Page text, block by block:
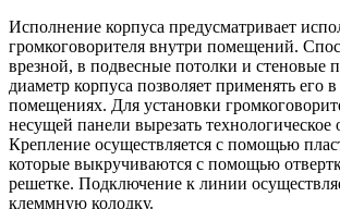
Исполнение корпуса предусматривает
громкоговорителя внутри помещений.
врезной, в подвесные потолки и стеновые
диаметр корпуса позволяет применять его
помещениях. Для установки
несущей панели вырезать технологическое
Крепление осуществляется с помощью
которые выкручиваются с помощью
решетке. Подключение к линии
клеммную колодку.